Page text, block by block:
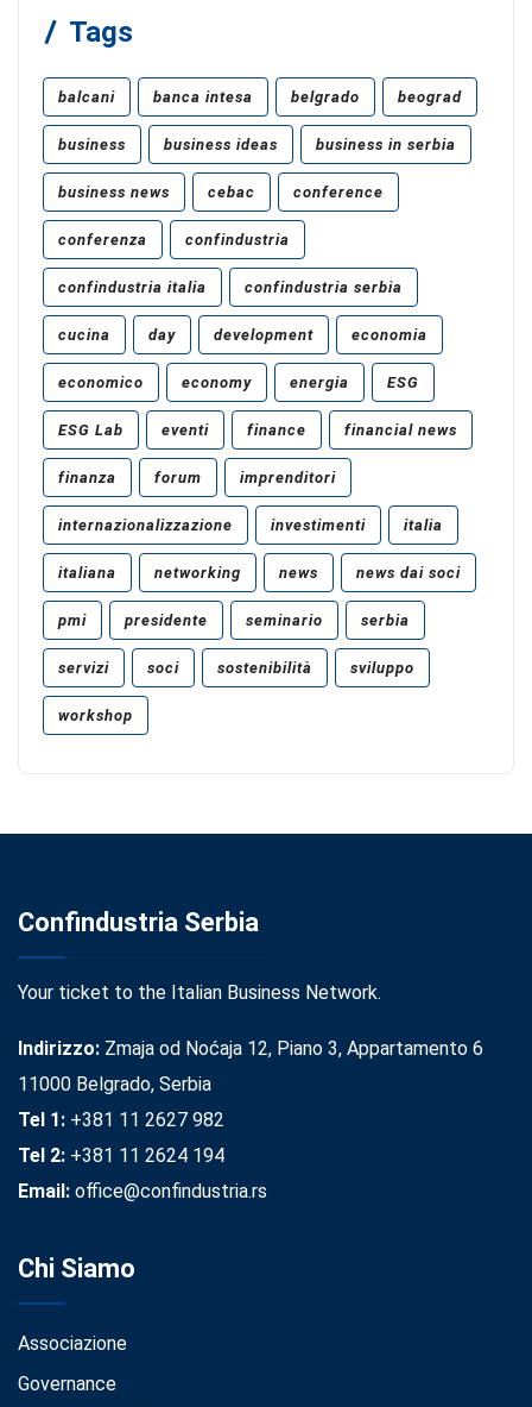
Tags
balcani banca intesa belgrado beograd
business business ideas business in serbia
business news cebac conference
conferenza confindustria
confindustria italia confindustria serbia
cucina day development economia
economico economy energia ESG
ESG Lab eventi finance financial news
finanza forum imprenditori
internazionalizzazione investimenti italia
italiana networking news news dai soci
pmi presidente seminario serbia
servizi soci sostenibilità sviluppo
workshop
Confindustria Serbia
Your ticket to the Italian Business Network.
Indirizzo: Zmaja od Noćaja 12, Piano 3, Appartamento 6
11000 Belgrado, Serbia
Tel 1: +381 11 2627 982
Tel 2: +381 11 2624 194
Email: office@confindustria.rs
Chi Siamo
Associazione
Governance